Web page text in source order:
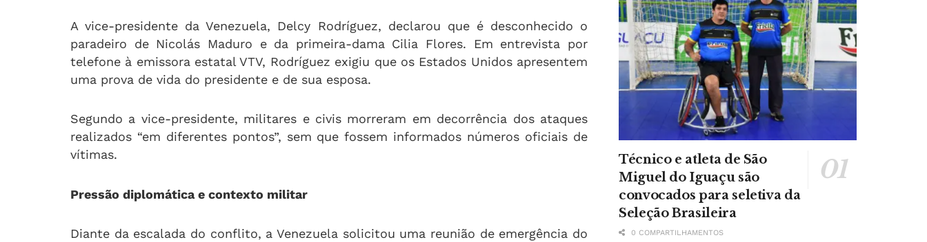
A vice-presidente da Venezuela, Delcy Rodríguez, declarou que é desconhecido o
paradeiro de Nicolás Maduro e da primeira-dama Cilia Flores. Em entrevista por
telefone à emissora estatal VTV, Rodríguez exigiu que os Estados Unidos apresentem
uma prova de vida do presidente e de sua esposa.
Segundo a vice-presidente, militares e civis morreram em decorrência dos ataques
realizados “em diferentes pontos”, sem que fossem informados números oficiais de
vítimas.
Pressão diplomática e contexto militar
Diante da escalada do conflito, a Venezuela solicitou uma reunião de emergência do
Técnico e atleta de São
Miguel do Iguaçu são
convocados para seletiva da
Seleção Brasileira
0 COMPARTILHAMENTOS